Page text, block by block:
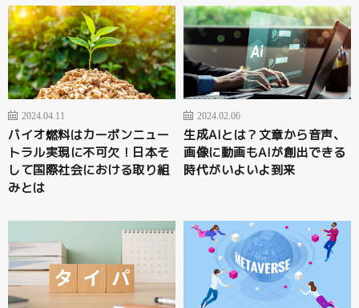
2024.04.11
バイオ燃料はカーボンニュー
トラル実現に不可欠！日本そ
して国際社会における取り組
みとは
2024.02.06
生成AIとは？文章から音声、
画像に動画もAIが創出できる
時代がいよいよ到来